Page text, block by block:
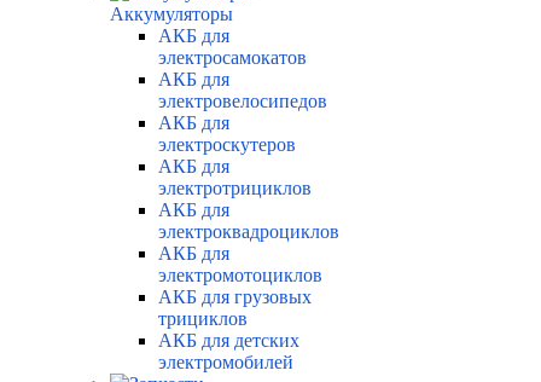
Аккумуляторы
АКБ для
электросамокатов
АКБ для
электровелосипедов
АКБ для
электроскутеров
АКБ для
электротрициклов
АКБ для
электроквадроциклов
АКБ для
электромотоциклов
АКБ для грузовых
трициклов
АКБ для детских
электромобилей